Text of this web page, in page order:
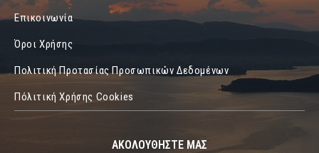
Επικοινωνία
Όροι Χρήσης
Πολιτική Προτασίας Προσωπικών Δεδομένων
Πόλιτική Χρήσης Cookies
ΑΚΟΛΟΥΘΗΣΤΕ ΜΑΣ